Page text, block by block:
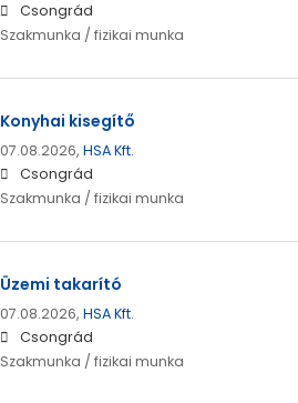
Csongrád
Szakmunka / fizikai munka
Konyhai kisegítő
07.08.2026, HSA Kft.
Csongrád
Szakmunka / fizikai munka
Üzemi takarító
07.08.2026, HSA Kft.
Csongrád
Szakmunka / fizikai munka